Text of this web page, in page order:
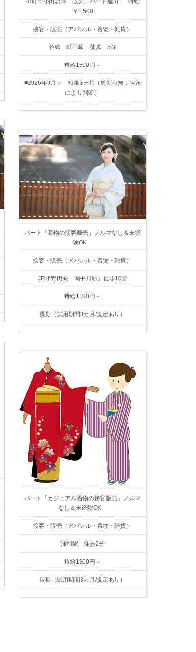
≪町田小田急≫「販売」パート週3日 時給
￥1,500
接客・販売（アパレル・着物・雑貨）
各線 町田駅 徒歩 5分
時給1500円～
■2026年9月～ 短期3ヶ月（更新有無：状況
により判断）
パート「着物の接客販売」ノルマなし＆未経
験OK
接客・販売（アパレル・着物・雑貨）
JR小野田線「南中川駅」徒歩10分
時給1100円～
長期（試用期間3カ月/規定あり）
パート「カジュアル着物の接客販売」ノルマ
なし＆未経験OK
接客・販売（アパレル・着物・雑貨）
浦和駅 徒歩2分
時給1300円～
長期（試用期間3カ月/規定あり）